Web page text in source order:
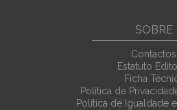
SOBRE
Contactos
Estatuto
Ficha
Política de
Política de Igualdade